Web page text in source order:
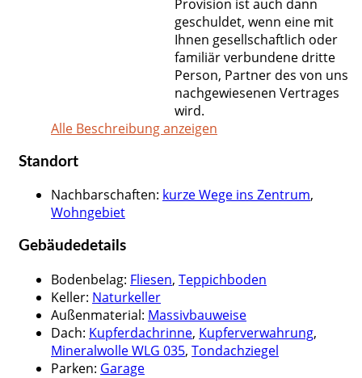
Provision ist auch dann
geschuldet, wenn eine mit
Ihnen gesellschaftlich oder
familiär verbundene dritte
Person, Partner des von uns
nachgewiesenen Vertrages
wird.
Alle Beschreibung anzeigen
Standort
Nachbarschaften: kurze Wege ins Zentrum,
Wohngebiet
Gebäudedetails
Bodenbelag: Fliesen, Teppichboden
Keller: Naturkeller
Außenmaterial: Massivbauweise
Dach: Kupferdachrinne, Kupferverwahrung,
Mineralwolle WLG 035, Tondachziegel
Parken: Garage